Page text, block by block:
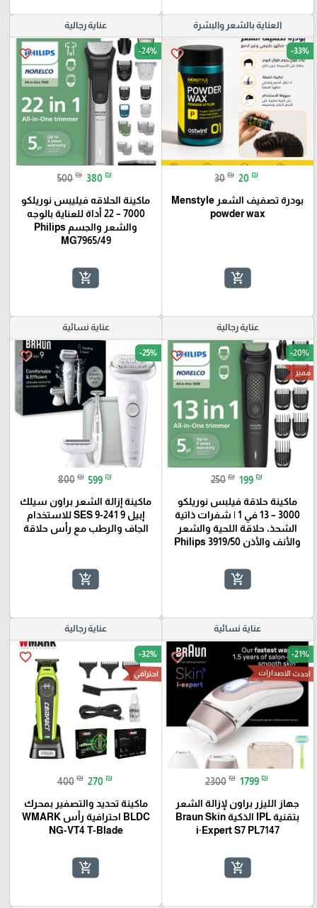
العناية بالشعر والبشرة
favorite_border -33%
30 ₪ 20 ₪
بودرة تصفيف الشعر Menstyle
powder wax
add_shopping_cart
عناية رجالية
favorite_border -24%
500 ₪ 380 ₪
ماكينة الحلاقه فيليبس نوريلكو
7000 – 22 أداة للعناية بالوجه
والشعر والجسم Philips
MG7965/49
add_shopping_cart
عناية رجالية
favorite_border -20%
مميز
250 ₪ 199 ₪
ماكينة حلاقة فيلبس نوريلكو
3000 – 13 في 1 | شفرات ذاتية
الشحذ، حلاقة اللحية والشعر
والأنف والأذن Philips 3919/50
add_shopping_cart
عناية نسائية
favorite_border -25%
800 ₪ 599 ₪
ماكينة إزالة الشعر براون سيلك
إبيل 9 SES 9-241 للاستخدام
الجاف والرطب مع رأس حلاقة
add_shopping_cart
عناية نسائية
favorite_border -21%
احدث الاصدارات
2300 ₪ 1799 ₪
جهاز الليزر براون لإزالة الشعر
بتقنية IPL الذكية Braun Skin
i·Expert S7 PL7147
add_shopping_cart
عناية رجالية
favorite_border -32%
احترافي
400 ₪ 270 ₪
ماكينة تحديد والتصفير بمحرك
BLDC احترافية رأس WMARK
NG-VT4 T-Blade
add_shopping_cart